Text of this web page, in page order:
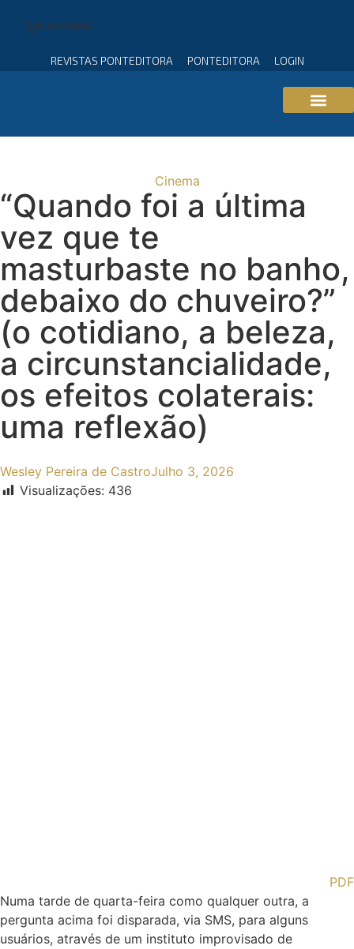
[gtranslate]
REVISTAS PONTEDITORA PONTEDITORA LOGIN
Cinema
“Quando foi a última
vez que te
masturbaste no banho,
debaixo do chuveiro?”
(o cotidiano, a beleza,
a circunstancialidade,
os efeitos colaterais:
uma reflexão)
Wesley Pereira de CastroJulho 3, 2026
Visualizações: 436
PDF
Numa tarde de quarta-feira como qualquer outra, a
pergunta acima foi disparada, via SMS, para alguns
usuários, através de um instituto improvisado de